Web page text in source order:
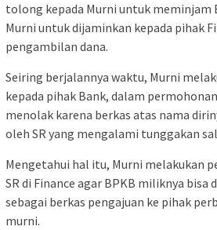
tolong kepada Murni untuk meminjam
Murni untuk dijaminkan kepada pihak
pengambilan dana.
Seiring berjalannya waktu, Murni
kepada pihak Bank, dalam
menolak karena berkas atas nama
oleh SR yang mengalami tunggakan
Mengetahui hal itu, Murni melakukan
SR di Finance agar BPKB miliknya bisa
sebagai berkas pengajuan ke pihak
murni.